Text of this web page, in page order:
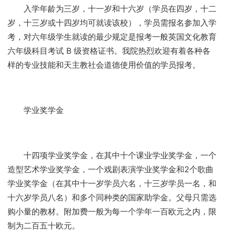
入学年龄为三岁，十一岁和十六岁（学员在四岁，十二
岁，十三岁或十四岁均可就读该校），学员需报名参加入学
考，对六年级学生就读的最少规定是报考一般英国文化教育
六年级科目考试 B 级资格证书。我院热烈欢迎有着各种各
样的专业技能和天主教社会道德使用价值的学员报考。
学业奖学金
十四项学业奖学金，在其中十个课业学业奖学金，一个
造型艺术学业奖学金，一个戏剧表演学业奖学金和2个歌曲
学业奖学金（在其中十一岁学员六名，十三岁学员一名，和
十六岁学员八名）和多个同种类的国家助学金。父母只需选
购小量的教材。附加费一般为每一个学年一百欧元之内，限
制为二百五十欧元。